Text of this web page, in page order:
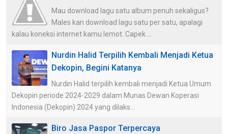
Mau download lagu satu album penuh sekaligus?
Males kan download lagu satu per satu, apalagi
kalau koneksi internet kamu lemot. Capek ...
Nurdin Halid Terpilih Kembali Menjadi Ketua
Dekopin, Begini Katanya
Nurdin Halid terpilih kembali menjadi Ketua Umum
Dekopin periode 2024-2029 dalam Munas Dewan Koperasi
Indonesia (Dekopin) 2024 yang dilaks...
Biro Jasa Paspor Terpercaya